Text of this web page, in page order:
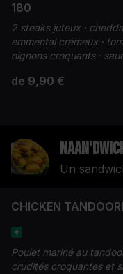
180
2 steaks juteux ·
emmental crémeux ·
oignons croquants ·
de 9,90 €
Un
CHICKEN TANDOORI
Poulet mariné au
crudités croquantes et